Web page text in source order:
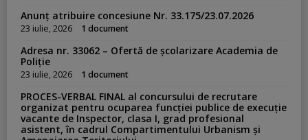
Anunț atribuire concesiune Nr. 33.175/23.07.2026
23 iulie, 2026 1 document
Adresa nr. 33062 – Ofertă de școlarizare Academia de
Poliție
23 iulie, 2026 1 document
PROCES-VERBAL FINAL al concursului de recrutare
organizat pentru ocuparea funcției publice de execuție
vacante de Inspector, clasa I, grad profesional
asistent, în cadrul Compartimentului Urbanism și